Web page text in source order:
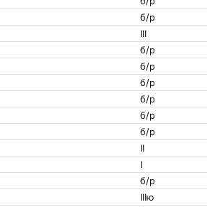
б/р
III
б/р
б/р
б/р
б/р
б/р
б/р
II
I
б/р
IIIю